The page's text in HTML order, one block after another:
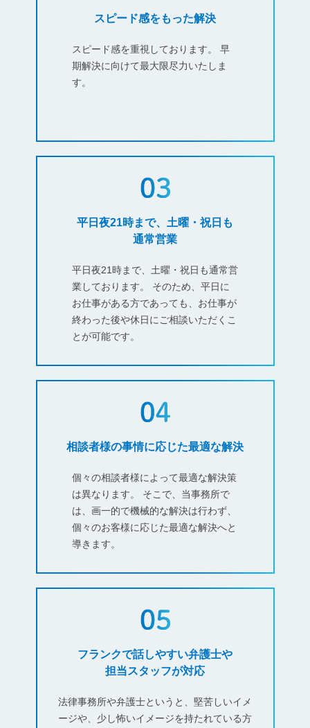
スピード感をもった解決
スピード感を重視しております。 早
期解決に向けて最大限尽力いたしま
す。
平日夜21時まで、土曜・祝日も
通常営業
平日夜21時まで、土曜・祝日も通常営
業しております。 そのため、平日に
お仕事がある方であっても、お仕事が
終わった後や休日にご相談いただくこ
とが可能です。
相談者様の事情に応じた最適な解決
個々の相談者様によって最適な解決策
は異なります。 そこで、当事務所で
は、画一的で機械的な解決は行わず、
個々のお客様に応じた最適な解決へと
導きます。
フランクで話しやすい弁護士や
担当スタッフが対応
法律事務所や弁護士というと、堅苦しいイメ
ージや、少し怖いイメージを持たれている方